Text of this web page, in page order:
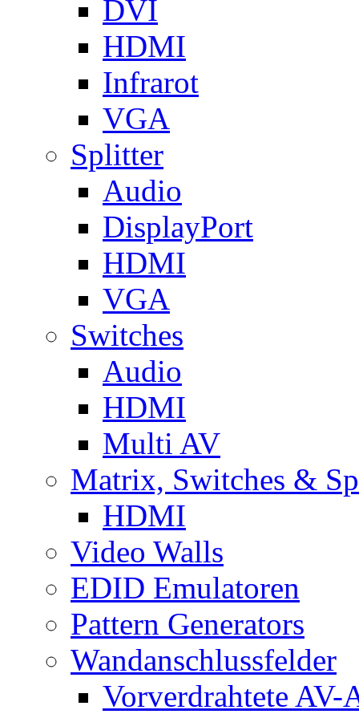
DVI
HDMI
Infrarot
VGA
Splitter
Audio
DisplayPort
HDMI
VGA
Switches
Audio
HDMI
Multi AV
Matrix, Switches &
HDMI
Video Walls
EDID Emulatoren
Pattern Generators
Wandanschlussfelder
Vorverdrahtete AV-